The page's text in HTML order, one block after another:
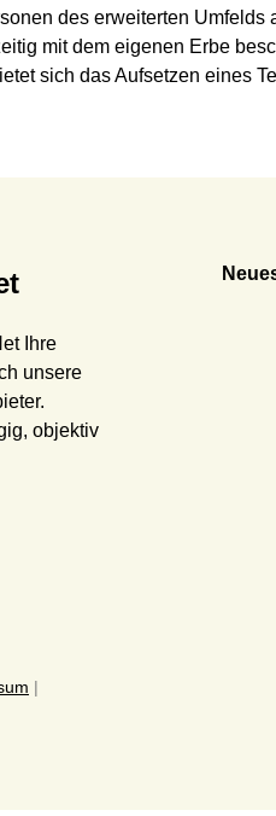
des erweiterten
mit dem eigenen Erbe
sich das Aufsetzen eines
Ihre
unsere
objektiv
|